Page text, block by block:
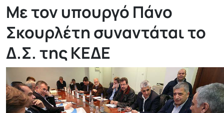
Με τον υπουργό Πάνο
Σκουρλέτη συναντάται το
Δ.Σ. της ΚΕΔΕ